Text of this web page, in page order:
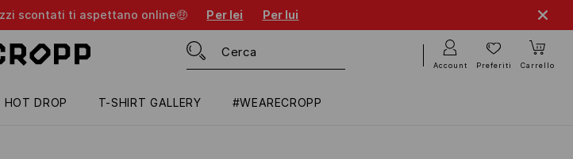
scontati ti aspettano online🤑 Per lei Per lui
HOT DROP T-SHIRT GALLERY #WEARECROPP
Account Preferiti Carrello